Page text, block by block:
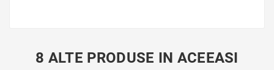
8 ALTE PRODUSE IN ACEEASI